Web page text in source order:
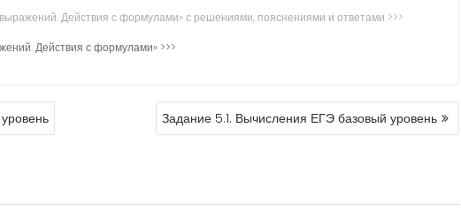
Действия с формулами» с решениями, пояснениями и ответами >>>
Действия с формулами» >>>
Задание 5.1. Вычисления ЕГЭ базовый уровень